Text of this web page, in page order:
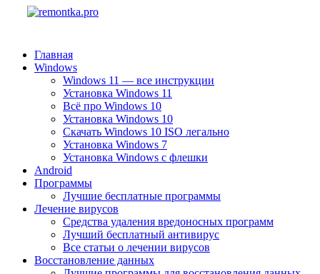
Главная
Windows
Windows 11 — все инструкции
Установка Windows 11
Всё про Windows 10
Установка Windows 10
Скачать Windows 10 ISO легально
Установка Windows 7
Установка Windows с флешки
Android
Программы
Лучшие бесплатные программы
Лечение вирусов
Средства удаления вредоносных программ
Лучший бесплатный антивирус
Все статьи о лечении вирусов
Восстановление данных